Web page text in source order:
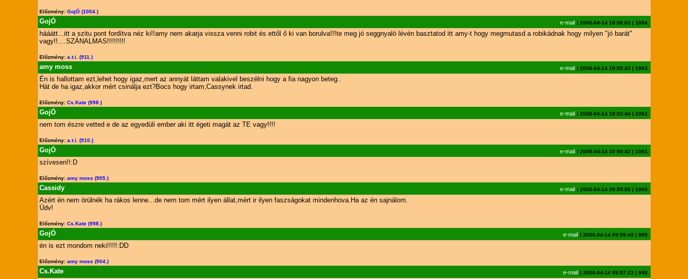
Előzmény: GojÓ (1004.)
GojÓ e-mail | 2006-04-14 10:06:03 | 1004.
hááátt...itt a szitu pont fordítva néz ki!!amy nem akarja vissza venni robit és ettől ő ki van borulva!!!te meg jó seggnyaló lévén basztatod itt amy-t hogy megmutasd a robikádnak hogy milyen "jó barát"
vagy!!....SZÁNALMAS!!!!!!!!!
Előzmény: a.t.i. (911.)
amy moss e-mail | 2006-04-14 10:05:43 | 1003.
Én is hallottam ezt,lehet hogy igaz,mert az annyát láttam valakivel beszélni hogy a fia nagyon beteg..
Hát de ha igaz,akkor mért csinálja ezt?Bocs hogy irtam,Cassynek irtad.
Előzmény: Cs.Kate (998.)
GojÓ e-mail | 2006-04-14 10:02:44| 1002.
nem tom észre vetted e de az egyedüli ember aki itt égeti magát az TE vagy!!!!
Előzmény: a.t.i. (910.)
GojÓ e-mail | 2006-04-14 10:00:42 | 1001.
szívesen!!:D
Előzmény: amy moss (905.)
Cassidy e-mail | 2006-04-14 09:59:56 | 1000.
Azért én nem örülnék ha rákos lenne...de nem tom mért ilyen állat,mért ir ilyen faszságokat mindenhova.Ha az én sajnálom.
Üdv!
Előzmény: Cs.Kate (998.)
GojÓ e-mail | 2006-04-14 09:59:49 | 999.
én is ezt mondom neki!!!!!:DD
Előzmény: amy moss (904.)
Cs.Kate e-mail | 2006-04-14 09:57:13 | 998.